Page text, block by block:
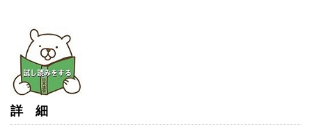
詳細